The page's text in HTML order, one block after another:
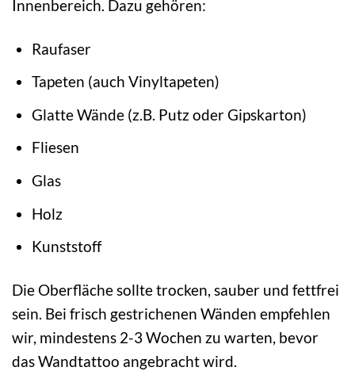
Innenbereich. Dazu gehören:
Raufaser
Tapeten (auch Vinyltapeten)
Glatte Wände (z.B. Putz oder Gipskarton)
Fliesen
Glas
Holz
Kunststoff
Die Oberfläche sollte trocken, sauber und fettfrei
sein. Bei frisch gestrichenen Wänden empfehlen
wir, mindestens 2-3 Wochen zu warten, bevor
das Wandtattoo angebracht wird.